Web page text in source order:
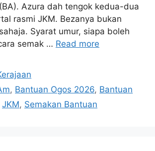
Azura dah tengok kedua-dua
rasmi JKM. Bezanya bukan
Syarat umur, siapa boleh
semak … Read more
, Bantuan Ogos 2026, Bantuan
JKM, Semakan Bantuan